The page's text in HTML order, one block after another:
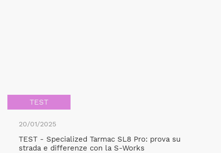
TEST
20/01/2025
TEST - Specialized Tarmac SL8 Pro: prova su
strada e differenze con la S-Works